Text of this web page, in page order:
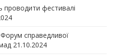
фестивалі
справедливої
21.10.2024